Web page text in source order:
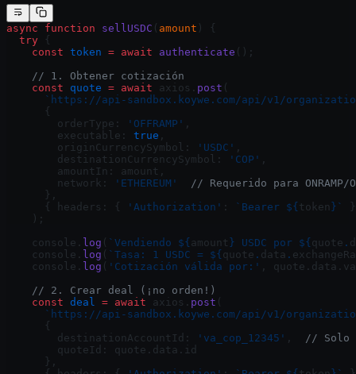
async function sellUSDC ( amount ) {
  try
{
    const
token = await authenticate ();
    // 1. Obtener cotización
    const
quote = await axios. post (
`https://api-sandbox.koywe.com/api/v1/
      {
        orderType:
'OFFRAMP' ,
        executable:
true ,
        originCurrencySymbol:
'USDC' ,
        destinationCurrencySymbol:
'COP' ,
        amountIn: amount,
        network:
'ETHEREUM'
// Requerido para ONRAMP/
      },
      { headers: {
'Authorization' : `Bearer ${token }`
    );
    console.
log ( `Vendiendo ${amount } USDC por ${quote .
    console.
log ( `Tasa: 1 USDC = ${quote . data .
    console.
log ( 'Cotización válida por:' ,
    // 2. Crear deal (¡no orden!)
    const
deal = await axios. post (
`https://api-sandbox.koywe.com/api/v1/
      {
        destinationAccountId:
'va_cop_12345' ,
// Solo
        quoteId: quote.data.id
      },